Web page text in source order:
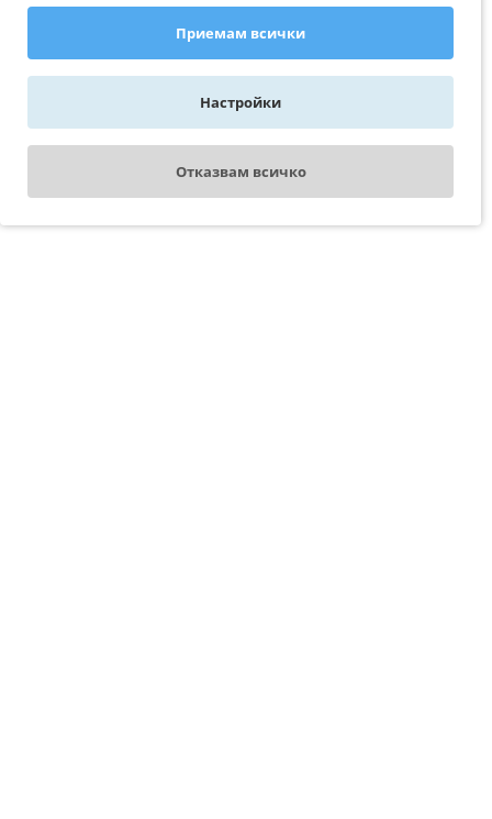
WhatsApp - пиши ни
Свържи се с експерт
Приемам всички
Настройки
Отказвам всичко